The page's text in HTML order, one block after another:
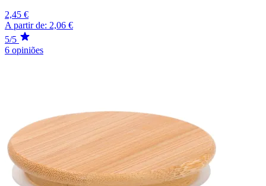
2,45 €
A partir de: 2,06 €
5/5
6 opiniões